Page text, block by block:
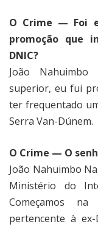
O Crime — Foi
promoção que
DNIC?
João
superior, eu fui
ter frequentado
Serra Van-Dúnem.
O Crime — O
João Nahuimbo
Ministério do
Começamos
pertencente à